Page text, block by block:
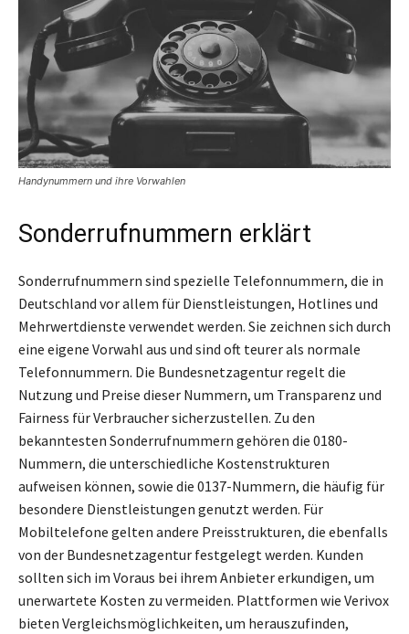
Handynummern und ihre Vorwahlen
Sonderrufnummern erklärt
Sonderrufnummern sind spezielle Telefonnummern, die in
Deutschland vor allem für Dienstleistungen, Hotlines und
Mehrwertdienste verwendet werden. Sie zeichnen sich durch
eine eigene Vorwahl aus und sind oft teurer als normale
Telefonnummern. Die Bundesnetzagentur regelt die
Nutzung und Preise dieser Nummern, um Transparenz und
Fairness für Verbraucher sicherzustellen. Zu den
bekanntesten Sonderrufnummern gehören die 0180-
Nummern, die unterschiedliche Kostenstrukturen
aufweisen können, sowie die 0137-Nummern, die häufig für
besondere Dienstleistungen genutzt werden. Für
Mobiltelefone gelten andere Preisstrukturen, die ebenfalls
von der Bundesnetzagentur festgelegt werden. Kunden
sollten sich im Voraus bei ihrem Anbieter erkundigen, um
unerwartete Kosten zu vermeiden. Plattformen wie Verivox
bieten Vergleichsmöglichkeiten, um herauszufinden,